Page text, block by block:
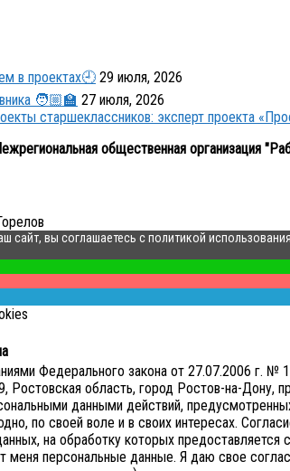
в проектах🕘 29 июля, 2026
🧑🏼‍🏫 27 июля, 2026
старшеклассников: эксперт проекта
общественная организация
сайт, вы соглашаетесь с политикой
Федерального закона от 27.07.2006
Ростовская область, город Ростов-на-Дону,
данными действий,
по своей воле и в своих интересах.
на обработку которых
меня персональные данные. Я даю свое